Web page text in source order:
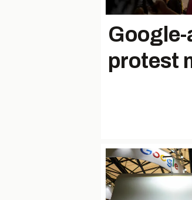
protest